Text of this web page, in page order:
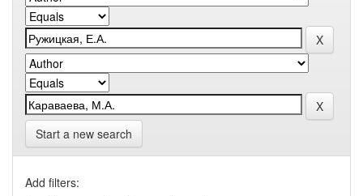
Start a new search
Add filters: